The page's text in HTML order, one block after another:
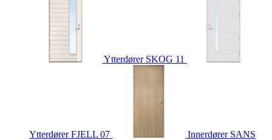
Ytterdører SKOG 11
YtterdørerFJELL 07 Innerdører SANS